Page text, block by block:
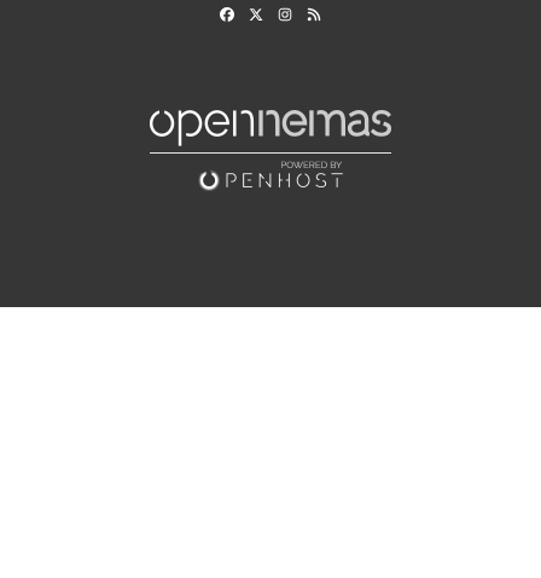
FacebookInstagram